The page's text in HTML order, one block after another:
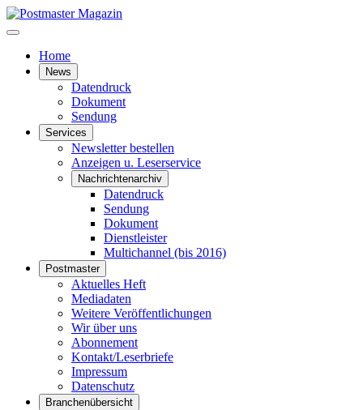
Home
News
Datendruck
Dokument
Sendung
Services
Newsletter bestellen
Anzeigen u. Leserservice
Nachrichtenarchiv
Datendruck
Sendung
Dokument
Dienstleister
Multichannel (bis 2016)
Postmaster
Aktuelles Heft
Mediadaten
Weitere Veröffentlichungen
Wir über uns
Abonnement
Kontakt/Leserbriefe
Impressum
Datenschutz
Branchenübersicht